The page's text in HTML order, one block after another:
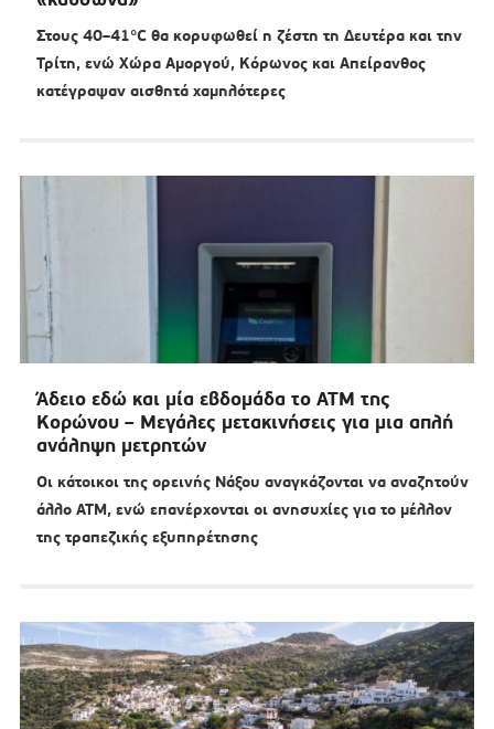
Στους 40–41°C θα κορυφωθεί η ζέστη τη Δευτέρα και την
Τρίτη, ενώ Χώρα Αμοργού, Κόρωνος και Απείρανθος
κατέγραψαν αισθητά χαμηλότερες
Άδειο εδώ και μία εβδομάδα το ΑΤΜ της
Κορώνου – Μεγάλες μετακινήσεις για μια απλή
ανάληψη μετρητών
Οι κάτοικοι της ορεινής Νάξου αναγκάζονται να αναζητούν
άλλο ΑΤΜ, ενώ επανέρχονται οι ανησυχίες για το μέλλον
της τραπεζικής εξυπηρέτησης